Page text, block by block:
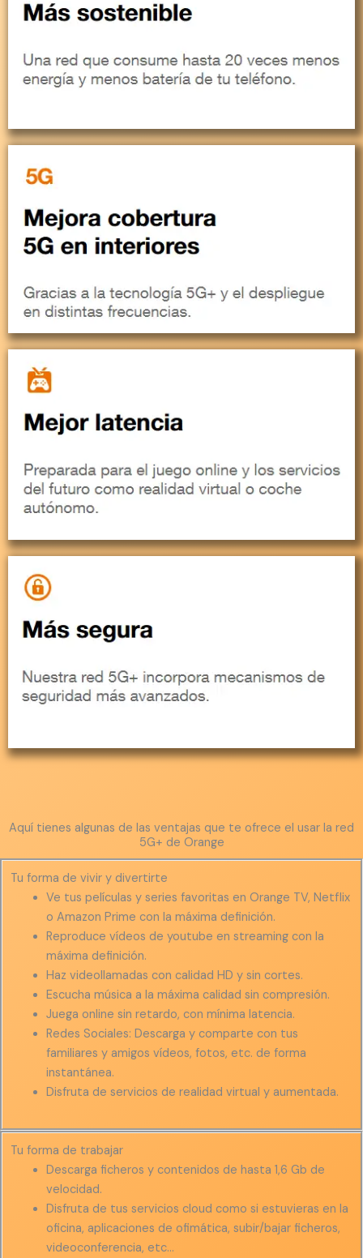
Aquí tienes algunas de las ventajas que te ofrece el usar la red
5G+ de Orange
Tu forma de vivir y divertirte
Ve tus películas y series favoritas en Orange TV, Netflix
o Amazon Prime con la máxima definición.
Reproduce vídeos de youtube en streaming con la
máxima definición.
Haz videollamadas con calidad HD y sin cortes.
Escucha música a la máxima calidad sin compresión.
Juega online sin retardo, con mínima latencia.
Redes Sociales: Descarga y comparte con tus
familiares y amigos vídeos, fotos, etc. de forma
instantánea.
Disfruta de servicios de realidad virtual y aumentada.
Tu forma de trabajar
Descarga ficheros y contenidos de hasta 1,6 Gb de
velocidad.
Disfruta de tus servicios cloud como si estuvieras en la
oficina, aplicaciones de ofimática, subir/bajar ficheros,
videoconferencia, etc…